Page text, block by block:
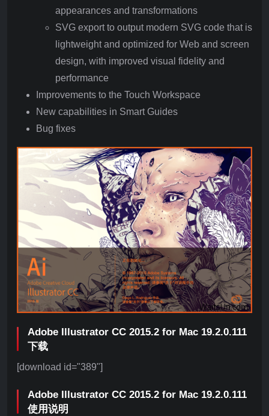
appearances and transformations
SVG export to output modern SVG code that is
lightweight and optimized for Web and screen
design, with improved visual fidelity and
performance
Improvements to the Touch Workspace
New capabilities in Smart Guides
Bug fixes
Adobe Illustrator CC 2015.2 for Mac 19.2.0.111
下载
[download id="389"]
Adobe Illustrator CC 2015.2 for Mac 19.2.0.111
使用说明